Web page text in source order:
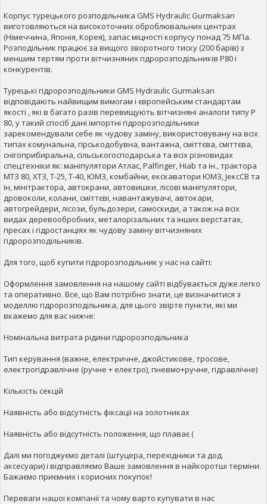
Корпус турецького розподільника GMS Hydraulic Gurmaksan
виготовляються на високоточних оброблювальних центрах
(Німеччина, Японія, Корея), запас міцності корпусу понад 75 МПа.
Розподільник працює за вищого зворотного тиску (200 барів) з
меншим тертям проти вітчизняних гідророзподільників Р80 і
конкурентів.
Турецькі гідророзподільники GMS Hydraulic Gurmaksan
відповідають найвищим вимогам і європейським стандартам
якості , які в багато разів перевищують вітчизняні аналоги типу Р
80, у такий спосіб дані імпортні гідророзподільники
зарекомендували себе як чудову заміну, використовувану на всіх
типах комунальна, гірськодобувна, вантажна, сміттєва, сміттєва,
снігоприбиральна, сільськогосподарська та всіх різновидах
спецтехніки як: маніпулятори Атлас, Palfinger, Hiab та ін., трактора
МТЗ 80, ХТЗ, Т-25, Т-40, ЮМЗ, комбайни, екскаватори ЮМЗ, JексCB та
ін, мінітрактора, автокрани, автовишки, лісові маніпулятори,
дровоколи, колани, сміттєві, навантажувачі, автокари,
автогрейдери, лісози, бульдозери, самоскиди, а також на всіх
видах деревообробних, металорізальних та інших верстатах,
пресах і гідростанціях як чудову заміну вітчизняних
гідророзподільників.
Для того, щоб купити гідророзподільник у нас на сайті:
Оформлення замовлення на нашому сайті відбувається дуже легко
та оперативно. Все, що Вам потрібно знати, це визначитися з
моделлю гідророзподільника, для цього звірте пункти, які ми
вкажемо для вас нижче:
Номінальна витрата рідини гідророзподільника
Тип керування (важне, електричне, джойстикове, тросове,
електрогідравлічне (ручне + електро), пневмо+ручне, гідравлічне)
Кількість секцій
Наявність або відсутність фіксації на золотниках
Наявність або відсутність положення, що плаває (
Далі ми погоджуємо деталі (штуцера, перехідники та дод.
аксесуари) і відправляємо Ваше замовлення в найкоротші терміни.
Бажаємо приємних і корисних покупок!
Переваги нашої компанії та чому варто купувати в нас